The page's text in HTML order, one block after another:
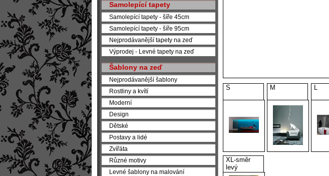
S M L
XL-směr
levý
Samolepící tapety
Samolepící tapety - šíře 45cm
Samolepící tapety - šíře 95cm
Nejprodávanější tapety na zeď
Výprodej - Levné tapety na zeď
Šablony na zeď
Nejprodávanější šablony
Rostliny a kvítí
Moderní
Design
Dětské
Postavy a lidé
Zvířáta
Různé motivy
Levné šablony na malování